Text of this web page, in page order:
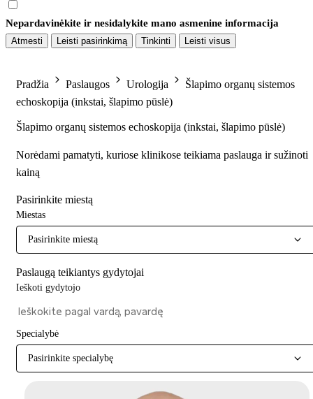
Nepardavinėkite ir nesidalykite mano asmenine informacija
Atmesti Leisti pasirinkimą Tinkinti Leisti visus
Pradžia Paslaugos Urologija
Šlapimo organų sistemos
echoskopija (inkstai, šlapimo pūslė)
Šlapimo organų sistemos echoskopija (inkstai, šlapimo pūslė)
Norėdami pamatyti, kuriose klinikose teikiama paslauga ir sužinoti
kainą
Pasirinkite miestą
Miestas
Pasirinkite miestą
Paslaugą teikiantys gydytojai
Ieškoti gydytojo
Specialybė
Pasirinkite specialybę